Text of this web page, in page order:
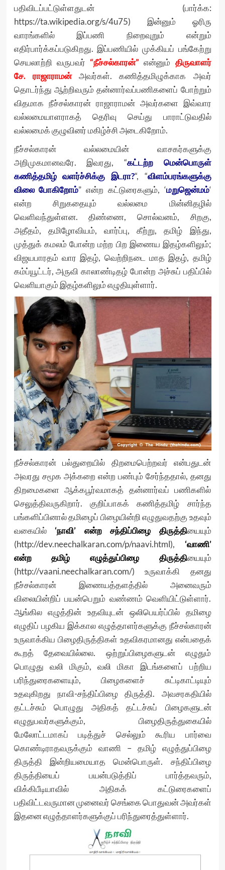
பதிவிடப்பட்டுள்ளதுடன் (பார்க்க:
https://ta.wikipedia.org/s/4u75) இன்னும் ஓரிரு
வாரங்களில் இப்பணி நிறைவுறும் என்றும்
எதிர்பார்க்கப்படுகிறது. இப்பணியில் முக்கியப் பங்கேற்று
செயலாற்றி வருபவர் “நீச்சல்காரன்” என்னும் திருவாளர்
சே. ராஜாராமன்அவர்கள். கணித்தமிழுக்காக அவர்
தொடர்ந்து ஆற்றிவரும் தன்னார்வப்பணிகளைப் போற்றும்
விதமாக நீச்சல்காரன் ராஜாராமன் அவர்களை இவ்வார
வல்லமையாளராகத் தெரிவு செய்து பாராட்டுவதில்
வல்லமைக் குழுவினர் மகிழ்ச்சி அடைகிறோம்.
நீச்சல்காரன் வல்லமையின் வாசகர்களுக்கு
அறிமுகமானவரே. இவரது, “கட்டற்ற மென்பொருள்
கணித்தமிழ் வளர்ச்சிக்கு இடரா?“, “விளம்பரங்களுக்கு
விலை போகிறோம்” என்ற கட்டுரைகளும், ‘மறுஜென்மம்‘
என்ற சிறுகதையும் வல்லமை மின்னிதழில்
வெளிவந்துள்ளன. திண்ணை, சொல்வனம், சிறகு,
அதீதம், தமிழோவியம், வார்ப்பு, கீற்று, தமிழ் இந்து,
முத்துக் கமலம் போன்ற மற்ற பிற இணைய இதழ்களிலும்;
விஜயபாரதம் வார இதழ், வெற்றிநடை மாத இதழ், தமிழ்
கம்ப்யூட்டர், அருவி காலாண்டிதழ் போன்ற அச்சுப் பதிப்பில்
வெளியாகும் இதழ்களிலும் எழுதியுள்ளார்.
நீச்சல்காரன் பல்துறையில் திறமைபெற்றவர் என்பதுடன்
அவரது சமூக அக்கறை என்ற பண்பும் சேர்ந்ததால், தனது
திறமைகளை ஆக்கபூர்வமாகத் தன்னார்வப் பணிகளில்
செலுத்திவருகிறார். குறிப்பாகக் கணித்தமிழ் சார்ந்த
பங்களிப்பினால் தமிழைப் பிழையின்றி எழுதுவதற்கு உதவும்
வகையில்‘நாவி’ என்ற சந்திப்பிழை திருத்தியையும்
(http://dev.neechalkaran.com/p/naavi.html), ‘வாணி’
என்ற தமிழ் எழுத்துப்பிழை திருத்தியையும்
(http://vaani.neechalkaran.com/) உருவாக்கி தனது
நீச்சல்காரன் இணையத்தளத்தில் அனைவரும்
விலையின்றிப் பயன்பெறும் வண்ணம் வெளியிட்டுள்ளார்.
ஆங்கில எழுத்தின் உதவியுடன் ஒலிபெயர்ப்பில் தமிழை
எழுதிப் பழகிய இக்கால எழுத்தாளர்களுக்கு நீச்சல்காரன்
உருவாக்கிய பிழைதிருத்திகள் உதவிகரமானது என்பதைக்
கூறத் தேவையில்லை. ஒற்றுப்பிழைகளுடன் எழுதும்
பொழுது வலி மிகும், வலி மிகா இடங்களைப் பற்றிய
பரிந்துரைகளையும், பிழைகளைச் சுட்டிகாட்டியும்
உதவுகிறது நாவி-சந்திப்பிழை திருத்தி. அவசரகதியில்
தட்டச்சும் பொழுது அதிகத் தட்டச்சுப் பிழைகளுடன்
எழுதுபவர்களுக்கும், பிழைதிருத்துகையில்
மேலோட்டமாகப் படித்துச் செல்லும் கூரிய பார்வை
கொண்டிராதவருக்கும் வாணி – தமிழ் எழுத்துப்பிழை
திருத்தி இன்றியமையாத மென்பொருள். சந்திப்பிழை
திருத்தியைப் பயன்படுத்திப் பார்த்தவரும்,
விக்கிபீடியாவில் அதிகக் கட்டுரைகளைப்
பதிவிட்டவருமான முனைவர் செங்கை பொதுவன் அவர்கள்
இதனை எழுத்தாளர்களுக்குப் பரிந்துரைத்துள்ளார்.